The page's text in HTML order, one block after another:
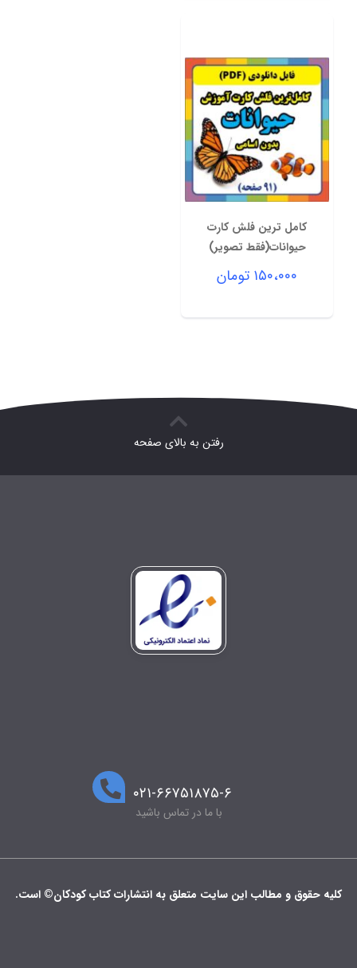
کامل ترین فلش کارت
حیوانات(فقط تصویر)
۱۵۰،۰۰۰ تومان
رفتن به بالای صفحه
۰۲۱-۶۶۷۵۱۸۷۵-۶
با ما در تماس باشید
کلیه حقوق و مطالب این سایت متعلق به انتشارات کتاب کودکان© است.